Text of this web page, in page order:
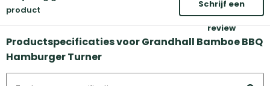
product
Schrijf een
review
Productspecificaties voor Grandhall Bamboe BBQ
Hamburger Turner